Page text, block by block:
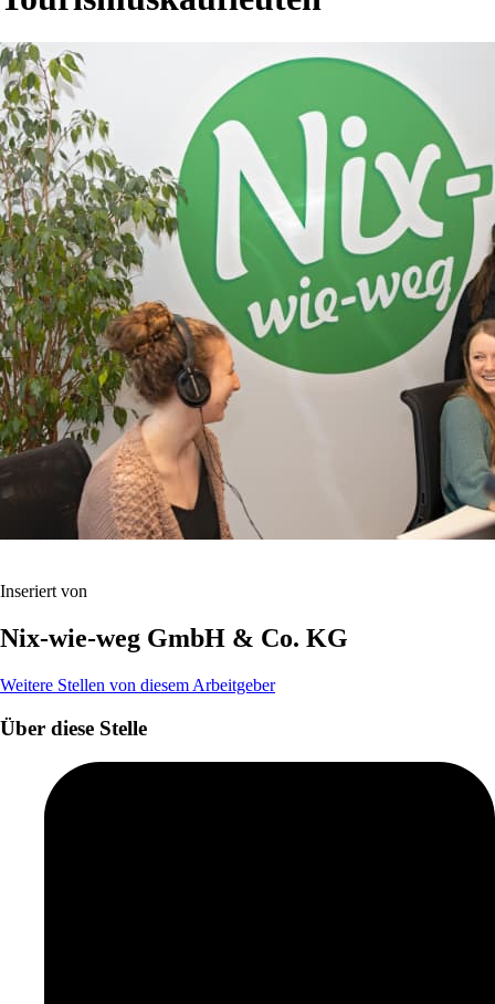
Inseriert von
Nix-wie-weg GmbH & Co. KG
Weitere Stellen von diesem Arbeitgeber
Über diese Stelle